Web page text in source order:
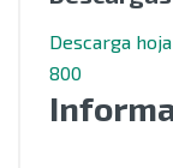
Descarga hoja
800